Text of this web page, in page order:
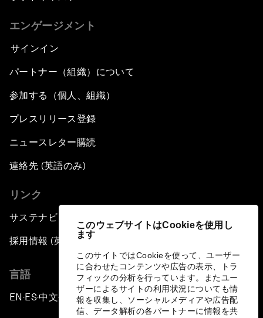
このウェブサイトはCookieを使用し
ます
このサイトではCookieを使って、ユーザー
に合わせたコンテンツや広告の表示、トラ
フィックの分析を行っています。またユー
ザーによるサイトの利用状況についても情
報を収集し、ソーシャルメディアや広告配
信、データ解析の各パートナーに情報を共
エンゲージメント
サインイン
パートナー（組織）について
参加する（個人、組織）
プレスリリース登録
ニュースレター購読
連絡先 (英語のみ)
リンク
サステナビリティへの取り組み
採用情報 (英語のみ)
言語
EN ▪ES▪中文▪ 日本語